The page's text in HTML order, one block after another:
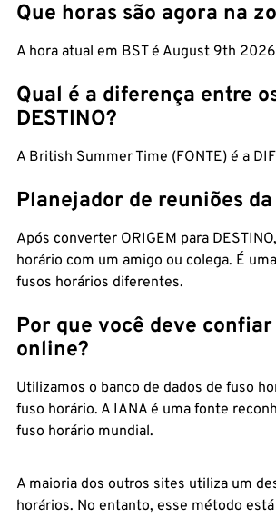
Que horas são agora na
A hora atual em BST é August 9th
Qual é a diferença entre
DESTINO?
A British Summer Time (FONTE) é a
Planejador de reuniões da
Após converter ORIGEM para
horário com um amigo ou colega. É
fusos horários diferentes.
Por que você deve
online?
Utilizamos o banco de dados de fuso
fuso horário. A IANA é uma fonte
fuso horário mundial.
A maioria dos outros sites utiliza um
horários. No entanto, esse método